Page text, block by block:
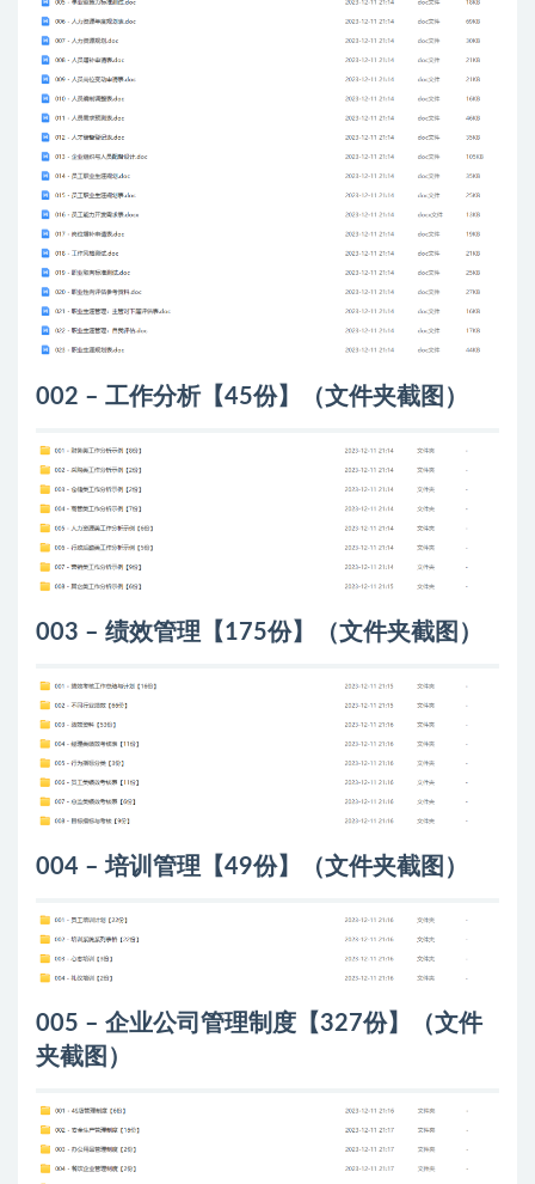
002 – 工作分析【45份】（文件夹截图）
003 – 绩效管理【175份】（文件夹截图）
004 – 培训管理【49份】（文件夹截图）
005 – 企业公司管理制度【327份】（文件
夹截图）